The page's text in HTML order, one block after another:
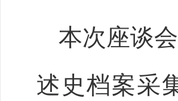
本次座谈
述史档案采